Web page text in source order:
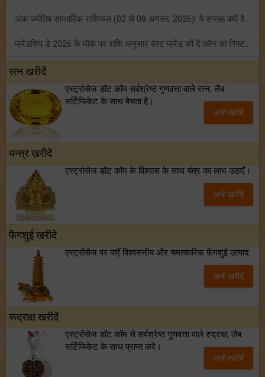
अंक ज्योतिष साप्ताहिक राशिफल (02 से 08 अगस्त, 2026): ये सप्ताह क्यों है खास?
फ्रेंडशिप डे 2026 के मौके पर राशि अनुसार बेस्ट फ्रेंड को दें कौन सा गिफ्ट? जानें
शनि साढ़े साती और ढैय्या से परेशान हैं? शनि कृपा के लिए अवश्य करें शनिवार व्रत!
रत्न खरीदें
एस्ट्रोसेज डॉट कॉम सर्वश्रेष्ठ गुणवत्ता वाले रत्न, लैब
सर्टिफिकेट के साथ बेचता है।
अभी खरीदें
यन्त्र खरीदें
एस्ट्रोसेज डॉट कॉम के विश्वास के साथ यंत्र का लाभ उठाएँ।
अभी खरीदें
फेंगशुई खरीदें
एस्ट्रोसेज पर पाएँ विश्वसनीय और चमत्कारिक फेंगशुई उत्पाद
अभी खरीदें
रूद्राक्ष खरीदें
एस्ट्रोसेज डॉट कॉम से सर्वश्रेष्ठ गुणवत्ता वाले रुद्राक्ष, लैब
सर्टिफिकेट के साथ प्राप्त करें।
अभी खरीदें